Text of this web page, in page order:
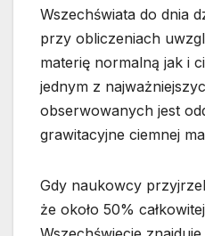
Wszechświata do dnia
przy obliczeniach
materię normalną jak i
jednym z
obserwowanych jest
grawitacyjne ciemnej
Gdy naukowcy
że około 50%